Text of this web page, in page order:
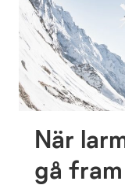
När
gå fram